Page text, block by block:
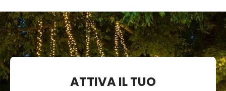
ATTIVA IL TUO